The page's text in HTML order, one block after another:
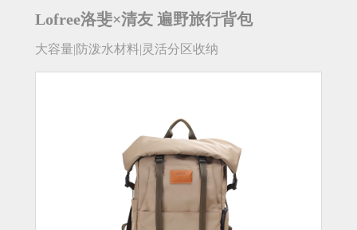
Lofree洛斐×清友 遍野旅行背包
大容量|防泼水材料|灵活分区收纳